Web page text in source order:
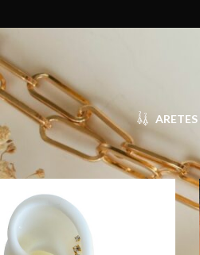
ARETES
Inicio
PIERCING PIERCING HELIX